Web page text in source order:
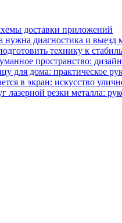
доставки приложений
нужна диагностика и выезд
технику к
пространство:
для дома: практическое
в экран: искусство
лазерной резки металла: